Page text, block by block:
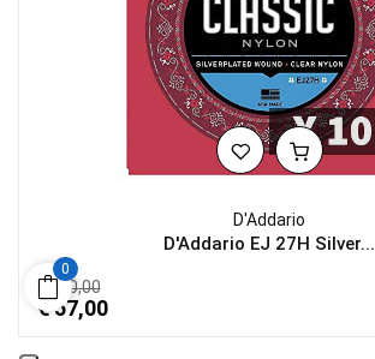
D'Addario
D'Addario EJ 27H Silver...
€ 60,00
€ 57,00
0